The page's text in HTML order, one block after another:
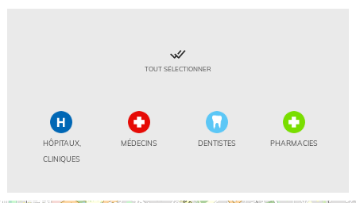
TOUT SÉLECTIONNER
HÔPITAUX,
CLINIQUES
MÉDECINS DENTISTES PHARMACIES